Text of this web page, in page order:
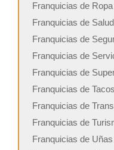
Franquicias de Ropa
Franquicias de
Franquicias de
Franquicias de
Franquicias de
Franquicias de Tacos
Franquicias de
Franquicias de
Franquicias de Uñas